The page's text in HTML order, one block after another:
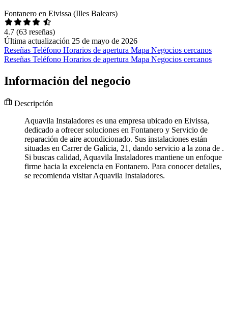
Fontanero en Eivissa (Illes Balears)
4.7 (63 reseñas)
Última actualización 25 de mayo de 2026
Reseñas Teléfono Horarios de apertura Mapa Negocios cercanos
Reseñas Teléfono Horarios de apertura Mapa Negocios cercanos
Información del negocio
Descripción
Aquavila Instaladores es una empresa ubicado en Eivissa,
dedicado a ofrecer soluciones en Fontanero y Servicio de
reparación de aire acondicionado. Sus instalaciones están
situadas en Carrer de Galícia, 21, dando servicio a la zona de .
Si buscas calidad, Aquavila Instaladores mantiene un enfoque
firme hacia la excelencia en Fontanero. Para conocer detalles,
se recomienda visitar Aquavila Instaladores.